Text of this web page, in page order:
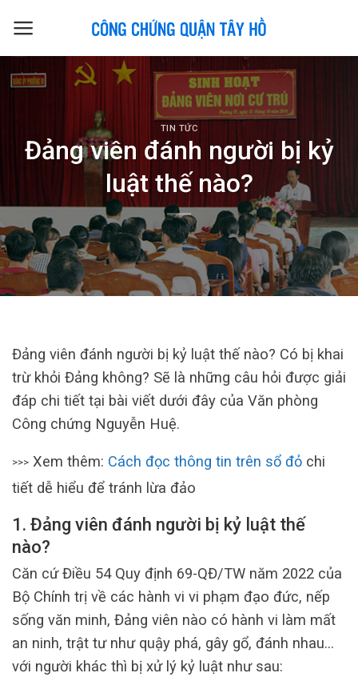
TIN TỨC
Đảng viên đánh người bị kỷ
luật thế nào?
Đảng viên đánh người bị kỷ luật thế nào? Có bị khai
trừ khỏi Đảng không? Sẽ là những câu hỏi được giải
đáp chi tiết tại bài viết dưới đây của Văn phòng
Công chứng Nguyễn Huệ.
>>> Xem thêm: Cách đọc thông tin trên sổ đỏ chi
tiết dễ hiểu để tránh lừa đảo
1. Đảng viên đánh người bị kỷ luật thế
nào?
Căn cứ Điều 54 Quy định 69-QĐ/TW năm 2022 của
Bộ Chính trị về các hành vi vi phạm đạo đức, nếp
sống văn minh, Đảng viên nào có hành vi làm mất
an ninh, trật tư như quậy phá, gây gổ, đánh nhau…
với người khác thì bị xử lý kỷ luật như sau: